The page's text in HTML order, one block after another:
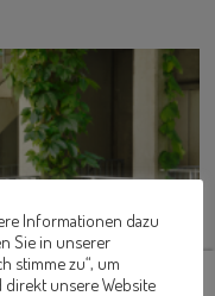
ANFAHRT
Informationen dazu
Sie in unserer
stimme zu“, um
unsere Website